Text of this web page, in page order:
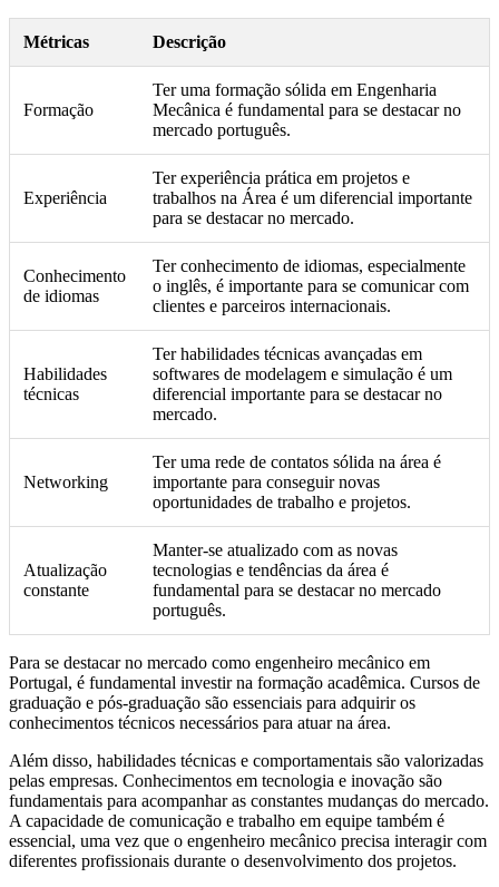
Métricas Descrição
Formação
Ter uma formação sólida em Engenharia
Mecânica é fundamental para se destacar no
mercado português.
Experiência
Ter experiência prática em projetos e
trabalhos na Área é um diferencial importante
para se destacar no mercado.
Conhecimento
de idiomas
Ter conhecimento de idiomas, especialmente
o inglês, é importante para se comunicar com
clientes e parceiros internacionais.
Habilidades
técnicas
Ter habilidades técnicas avançadas em
softwares de modelagem e simulação é um
diferencial importante para se destacar no
mercado.
Networking
Ter uma rede de contatos sólida na área é
importante para conseguir novas
oportunidades de trabalho e projetos.
Atualização
constante
Manter-se atualizado com as novas
tecnologias e tendências da área é
fundamental para se destacar no mercado
português.
Para se destacar no mercado como engenheiro mecânico em
Portugal, é fundamental investir na formação acadêmica. Cursos de
graduação e pós-graduação são essenciais para adquirir os
conhecimentos técnicos necessários para atuar na área.
Além disso, habilidades técnicas e comportamentais são valorizadas
pelas empresas. Conhecimentos em tecnologia e inovação são
fundamentais para acompanhar as constantes mudanças do mercado.
A capacidade de comunicação e trabalho em equipe também é
essencial, uma vez que o engenheiro mecânico precisa interagir com
diferentes profissionais durante o desenvolvimento dos projetos.